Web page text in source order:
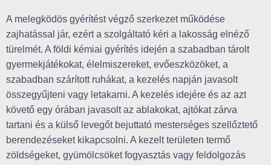
A melegködös gyérítést végző szerkezet működése
zajhatással jár, ezért a szolgáltató kéri a lakosság elnéző
türelmét. A földi kémiai gyérítés idején a szabadban tárolt
gyermekjátékokat, élelmiszereket, evőeszközöket, a
szabadban szárított ruhákat, a kezelés napján javasolt
összegyűjteni vagy letakarni. A kezelés idejére és az azt
követő egy órában javasolt az ablakokat, ajtókat zárva
tartani és a külső levegőt bejuttató mesterséges szellőztető
berendezéseket kikapcsolni. A kezelt területen termő
zöldségeket, gyümölcsöket fogyasztás vagy feldolgozás